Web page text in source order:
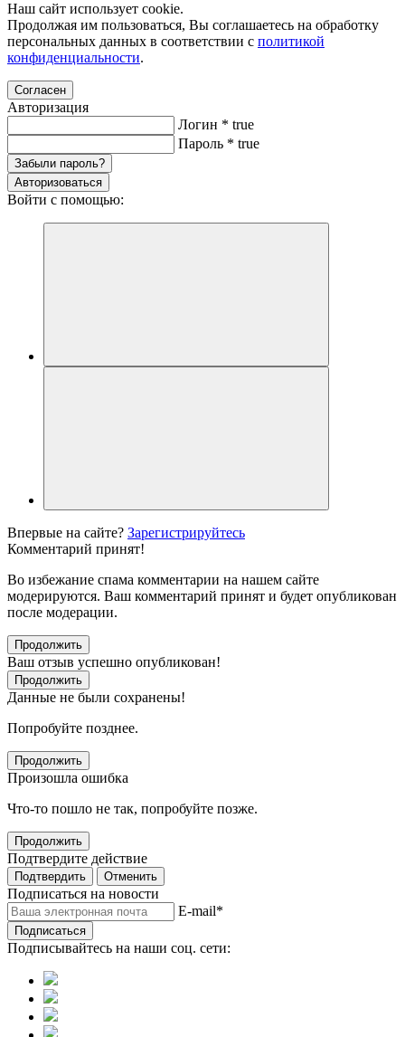
Наш сайт использует cookie.
Продолжая им пользоваться, Вы соглашаетесь на обработку
персональных данных в соответствии с политикой
конфиденциальности.
Согласен
Авторизация
Логин * true
Пароль * true
Забыли пароль?
Авторизоваться
Войти с помощью:
Впервые на сайте? Зарегистрируйтесь
Комментарий принят!
Во избежание спама комментарии на нашем сайте
модерируются. Ваш комментарий принят и будет опубликован
после модерации.
Продолжить
Ваш отзыв успешно опубликован!
Продолжить
Данные не были сохранены!
Попробуйте позднее.
Продолжить
Произошла ошибка
Что-то пошло не так, попробуйте позже.
Продолжить
Подтвердите действие
Подтвердить Отменить
Подписаться на новости
E-mail*
Подписаться
Подписывайтесь на наши соц. сети: